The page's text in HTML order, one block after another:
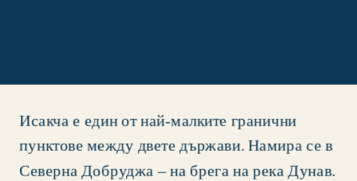
Исакча е един от най-малките гранични
пунктове между двете държави. Намира се в
Северна Добруджа – на брега на река Дунав.